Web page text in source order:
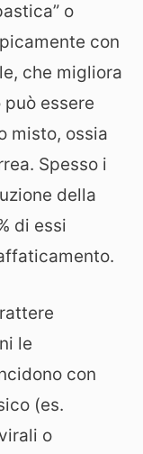
o
con
che migliora
può essere
misto, ossia
Spesso i
della
di essi
le
con
(es.
o